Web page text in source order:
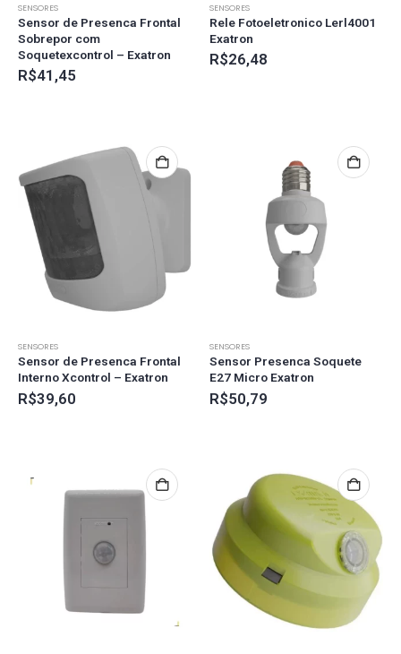
SENSORES
Sensor de Presenca Frontal
Sobrepor com
Soquetexcontrol – Exatron
R$41,45
SENSORES
Rele Fotoeletronico Lerl4001
Exatron
R$26,48
SENSORES
Sensor de Presenca Frontal
Interno Xcontrol – Exatron
R$39,60
SENSORES
Sensor Presenca Soquete
E27 Micro Exatron
R$50,79